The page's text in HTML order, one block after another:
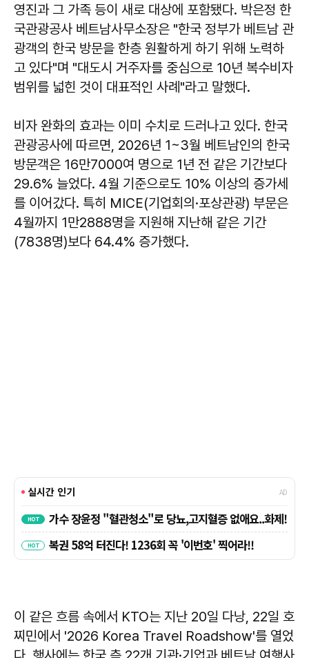
영진과 그 가족 등이 새로 대상에 포함됐다. 박은정 한
국관광공사 베트남사무소장은 "한국 정부가 베트남 관
광객의 한국 방문을 한층 원활하게 하기 위해 노력하
고 있다"며 "대도시 거주자를 중심으로 10년 복수비자
범위를 넓힌 것이 대표적인 사례"라고 말했다.
비자 완화의 효과는 이미 수치로 드러나고 있다. 한국
관광공사에 따르면, 2026년 1~3월 베트남인의 한국
방문객은 16만7000여 명으로 1년 전 같은 기간보다
29.6% 늘었다. 4월 기준으로도 10% 이상의 증가세
를 이어갔다. 특히 MICE(기업회의·포상관광) 부문은
4월까지 1만2888명을 지원해 지난해 같은 기간
(7838명)보다 64.4% 증가했다.
이 같은 흐름 속에서 KTO는 지난 20일 다낭, 22일 호
찌민에서 '2026 Korea Travel Roadshow'를 열었